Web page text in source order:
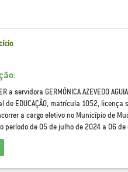
a servidora GERMÔNICA AZEVEDO
de EDUCAÇÃO, matrícula 1052,
a cargo eletivo no Município de
período de 05 de julho de 2024 a 06 de